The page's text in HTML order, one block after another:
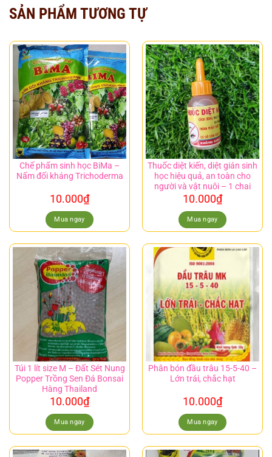
SẢN PHẨM TƯƠNG TỰ
Chế phẩm sinh học BiMa –
Nấm đối kháng Trichoderma
10.000₫
Mua ngay
Thuốc diệt kiến, diệt gián sinh
học hiệu quả, an toàn cho
người và vật nuôi – 1 chai
10.000₫
Mua ngay
Túi 1 lít size M – Đất Sét Nung
Popper Trồng Sen Đá Bonsai
Hàng Thailand
10.000₫
Mua ngay
Phân bón đầu trâu 15-5-40 –
Lớn trái, chắc hạt
10.000₫
Mua ngay